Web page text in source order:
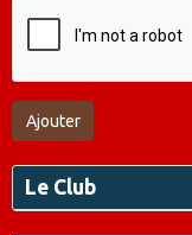
Ajouter
Le Club